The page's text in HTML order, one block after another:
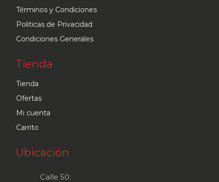
Términos y Condiciones
Politicas de Privacidad
Condiciones Generales
Tienda
Tienda
Ofertas
Mi cuenta
Carrito
Ubicación
Calle 50: